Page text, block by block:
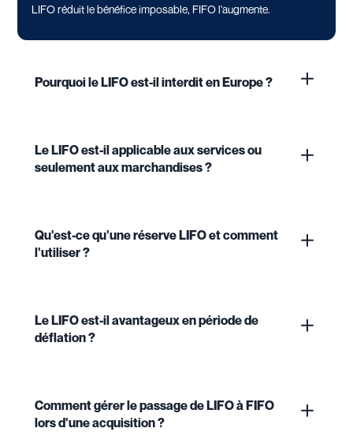
LIFO réduit le bénéfice imposable, FIFO l'augmente.
Pourquoi le LIFO est-il interdit en Europe ?
Le LIFO est-il applicable aux services ou
seulement aux marchandises ?
Qu'est-ce qu'une réserve LIFO et comment
l'utiliser ?
Le LIFO est-il avantageux en période de
déflation ?
Comment gérer le passage de LIFO à FIFO
lors d'une acquisition ?